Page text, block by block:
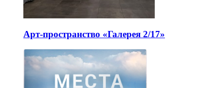
Арт-пространство «Галерея 2/17»